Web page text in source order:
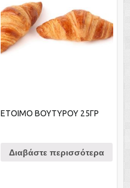
ΕΤΟΙΜΟ ΒΟΥΤΥΡΟΥ 25ΓΡ
Διαβάστε περισσότερα